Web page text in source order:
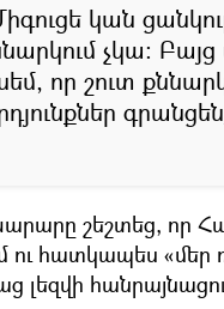
կան
չկա։
որ շուտ
շեշտեց, որ
ու հատկապես
լեզվի